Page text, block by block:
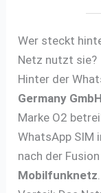
Wer steckt
Netz nutzt sie?
Hinter der
Germany
Marke O2
WhatsApp SIM
nach der
Mobilfunknetz